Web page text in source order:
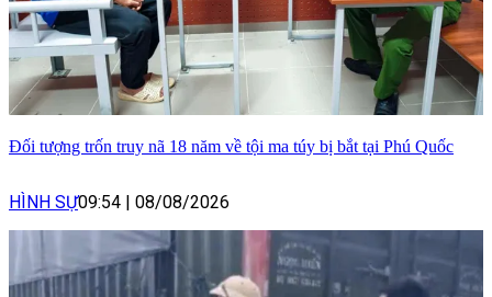
Đối tượng trốn truy nã 18 năm về tội ma túy bị bắt tại Phú Quốc
HÌNH SỰ09:54 08/08/2026